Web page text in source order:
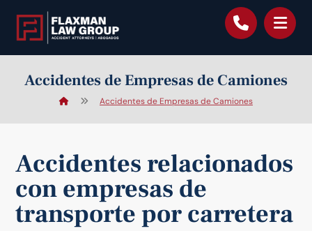
contenido
Accidentes de Empresas de Camiones
Accidentes de Empresas de Camiones
Accidentes relacionados
con empresas de
transporte por carretera